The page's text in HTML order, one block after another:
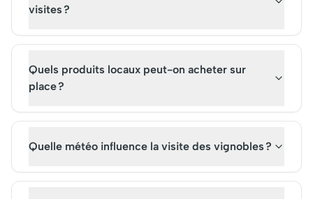
visites ?
Quels produits locaux peut-on acheter sur
place ?
Quelle météo influence la visite des vignobles ?